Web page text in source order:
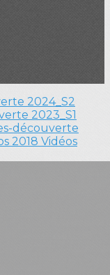
2024_S2
2023_S1
découverte
2018 Vidéos